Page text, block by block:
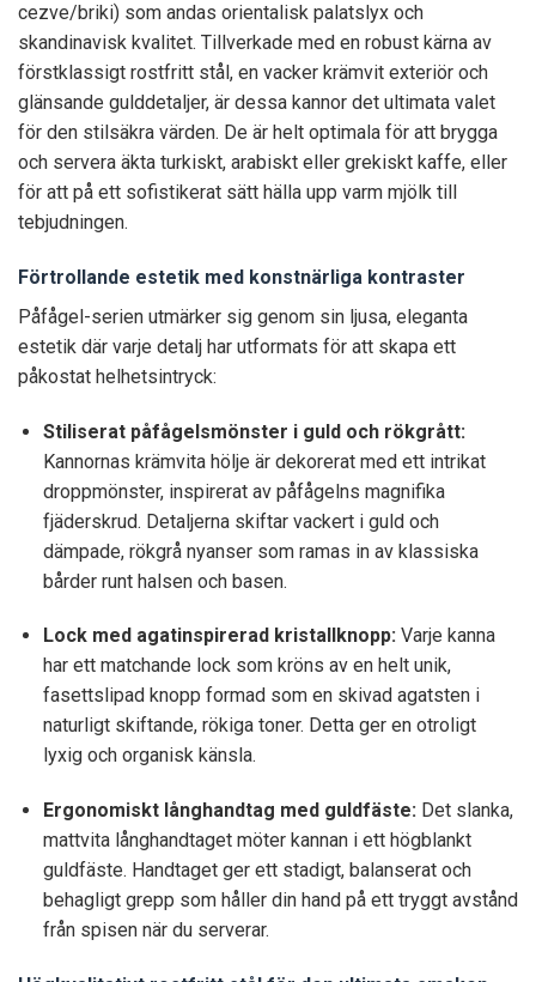
cezve/briki) som andas orientalisk palatslyx och
skandinavisk kvalitet. Tillverkade med en robust kärna av
förstklassigt rostfritt stål, en vacker krämvit exteriör och
glänsande gulddetaljer, är dessa kannor det ultimata valet
för den stilsäkra värden. De är helt optimala för att brygga
och servera äkta turkiskt, arabiskt eller grekiskt kaffe, eller
för att på ett sofistikerat sätt hälla upp varm mjölk till
tebjudningen.
Förtrollande estetik med konstnärliga kontraster
Påfågel-serien utmärker sig genom sin ljusa, eleganta
estetik där varje detalj har utformats för att skapa ett
påkostat helhetsintryck:
Stiliserat påfågelsmönster i guld och rökgrått:
Kannornas krämvita hölje är dekorerat med ett intrikat
droppmönster, inspirerat av påfågelns magnifika
fjäderskrud. Detaljerna skiftar vackert i guld och
dämpade, rökgrå nyanser som ramas in av klassiska
bårder runt halsen och basen.
Lock med agatinspirerad kristallknopp:Varje kanna
har ett matchande lock som kröns av en helt unik,
fasettslipad knopp formad som en skivad agatsten i
naturligt skiftande, rökiga toner. Detta ger en otroligt
lyxig och organisk känsla.
Ergonomiskt långhandtag med guldfäste:Det slanka,
mattvita långhandtaget möter kannan i ett högblankt
guldfäste. Handtaget ger ett stadigt, balanserat och
behagligt grepp som håller din hand på ett tryggt avstånd
från spisen när du serverar.